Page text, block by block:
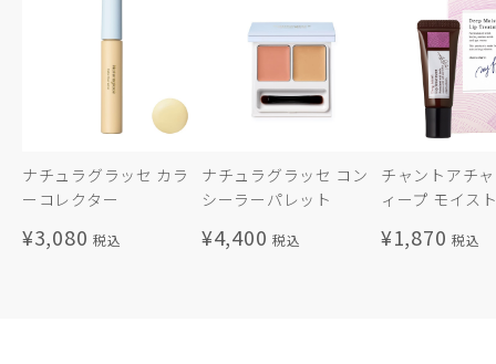
ナチュラグラッセ カラ
ーコレクター
¥3,080
ナチュラグラッセ コン
シーラーパレット
¥4,400
チャントアチ
ィープ モイス
¥1,870